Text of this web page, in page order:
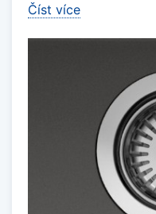
Číst více